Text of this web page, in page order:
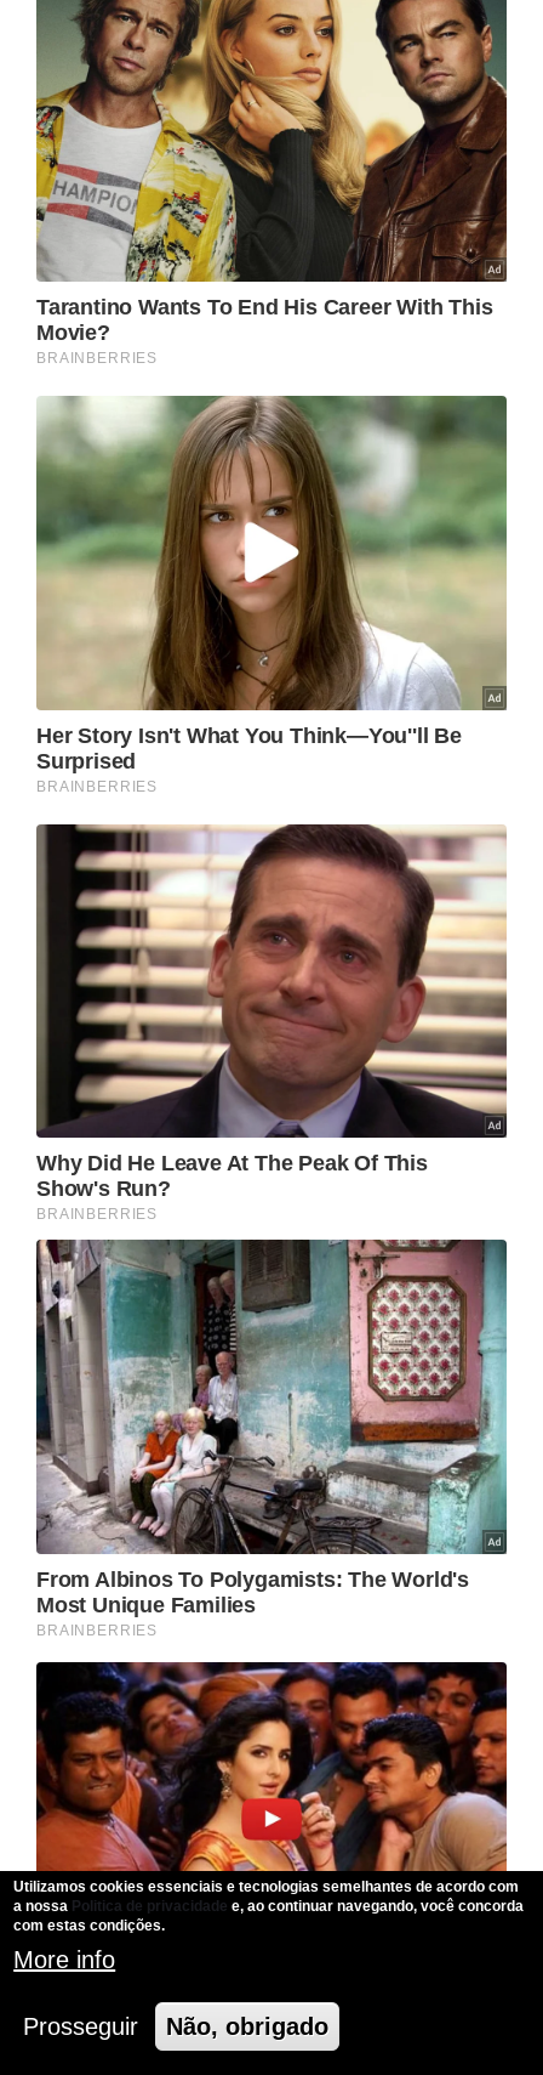
Utilizamos cookies essenciais e tecnologias semelhantes de acordo com
a nossa Politica de privacidade e, ao continuar navegando, você concorda
com estas condições.
More info
Prosseguir Não, obrigado